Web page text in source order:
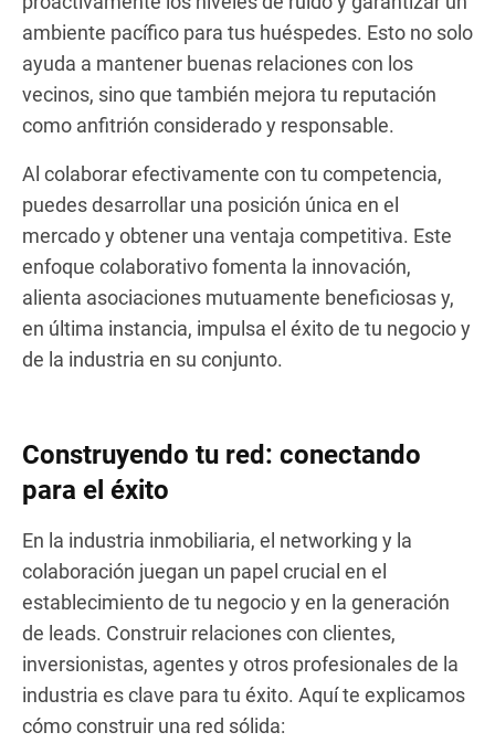
ambiente pacífico para tus huéspedes. Esto no solo
ayuda a mantener buenas relaciones con los
vecinos, sino que también mejora tu reputación
como anfitrión considerado y responsable.
Al colaborar efectivamente con tu competencia,
puedes desarrollar una posición única en el
mercado y obtener una ventaja competitiva. Este
enfoque colaborativo fomenta la innovación,
alienta asociaciones mutuamente beneficiosas y,
en última instancia, impulsa el éxito de tu negocio y
de la industria en su conjunto.
Construyendo tu red: conectando
para el éxito
En la industria inmobiliaria, el networking y la
colaboración juegan un papel crucial en el
establecimiento de tu negocio y en la generación
de leads. Construir relaciones con clientes,
inversionistas, agentes y otros profesionales de la
industria es clave para tu éxito. Aquí te explicamos
cómo construir una red sólida: